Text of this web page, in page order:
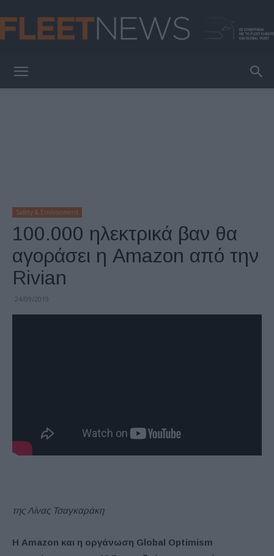
Safety & Environment
100.000 ηλεκτρικά βαν θα
αγοράσει η Amazon από την
Rivian
24/09/2019
της Λίνας Τσαγκαράκη
Η Amazon και η οργάνωση Global Optimism